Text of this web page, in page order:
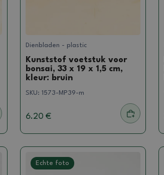
Dienbladen - plastic
Kunststof voetstuk voor
bonsai, 33 x 19 x 1,5 cm,
kleur: bruin
SKU: 1573-MP39-m
6.20 €
Echte foto